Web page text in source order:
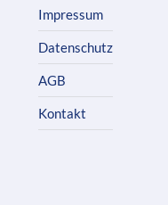
Impressum
Datenschutz
AGB
Kontakt